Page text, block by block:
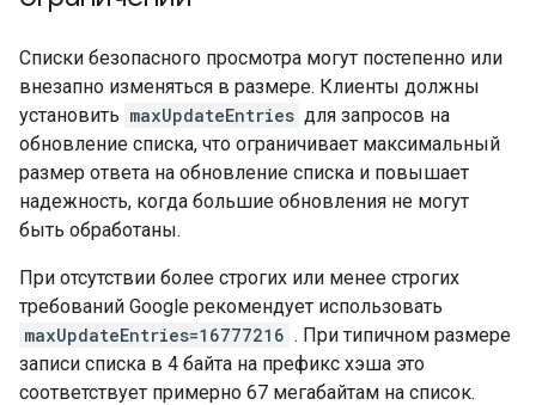
Списки безопасного просмотра могут постепенно или
внезапно изменяться в размере. Клиенты должны
установить maxUpdateEntries для запросов на
обновление списка, что ограничивает максимальный
размер ответа на обновление списка и повышает
надежность, когда большие обновления не могут
быть обработаны.
При отсутствии более строгих или менее строгих
требований Google рекомендует использовать
maxUpdateEntries=16777216 . При типичном размере
записи списка в 4 байта на префикс хэша это
соответствует примерно 67 мегабайтам на список.